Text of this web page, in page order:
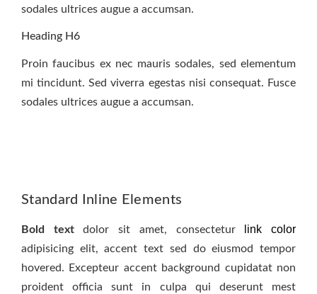
sodales ultrices augue a accumsan.
Heading H6
Proin faucibus ex nec mauris sodales, sed elementum
mi tincidunt. Sed viverra egestas nisi consequat. Fusce
sodales ultrices augue a accumsan.
Standard Inline Elements
Bold textdolor sit amet, consectetur link color
adipisicing elit, accent text sed do eiusmod tempor
hovered. Excepteur accent background cupidatat non
proident officia sunt in culpa qui deserunt mest